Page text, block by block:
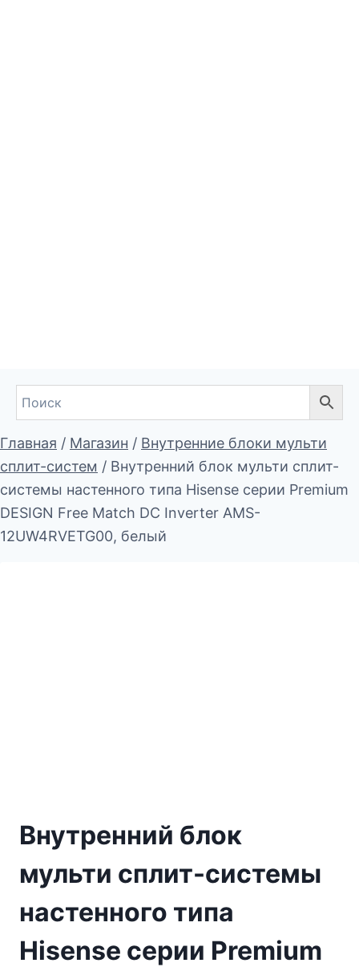
Главная / Магазин / Внутренние блоки мульти
сплит-систем / Внутренний блок мульти сплит-
системы настенного типа Hisense серии Premium
DESIGN Free Match DC Inverter AMS-
12UW4RVETG00, белый
Внутренний блок
мульти сплит-системы
настенного типа
Hisense серии Premium